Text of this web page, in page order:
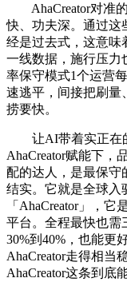
AhaCreator对准的
快、功夫深。通过这
经是过去式，这意味
一线数据，施行压力
率保守模式1个运营
速逃平，间接把刷量
捞要快。
让AI带着实正在的
AhaCreator赋能下，
配的达人，是最保守
结实。它就是全球入
「AhaCreator」，
平台。全程最快也需
30%到40%，也能更
AhaCreator走得相当
AhaCreator这条到底